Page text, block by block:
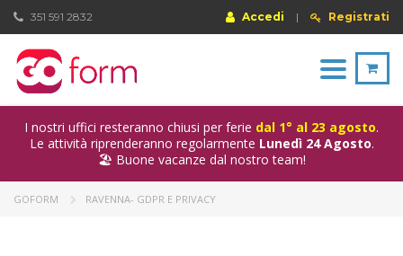
Accedi | Registrati
351 591 2832
Toggle
navigation
I nostri uffici resteranno chiusi per ferie dal 1° al 23 agosto.
Le attività riprenderanno regolarmente Lunedì 24 Agosto.
🏖️ Buone vacanze dal nostro team!
GOFORM RAVENNA- GDPR E PRIVACY